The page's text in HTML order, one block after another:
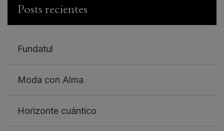
Posts recientes
Fundatul
Moda con Alma
Horizonte cuántico